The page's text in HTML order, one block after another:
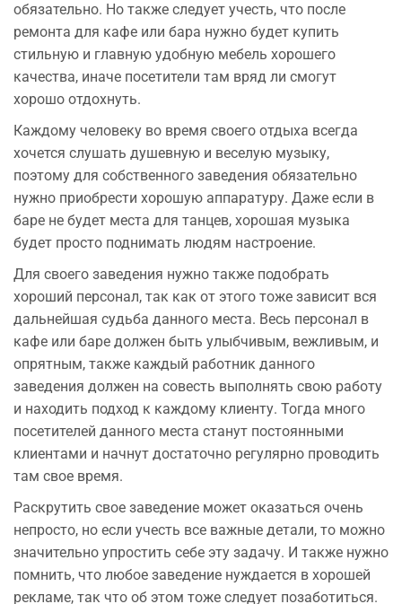
обязательно. Но также следует учесть, что после
ремонта для кафе или бара нужно будет купить
стильную и главную удобную мебель хорошего
качества, иначе посетители там вряд ли смогут
хорошо отдохнуть.
Каждому человеку во время своего отдыха всегда
хочется слушать душевную и веселую музыку,
поэтому для собственного заведения обязательно
нужно приобрести хорошую аппаратуру. Даже если в
баре не будет места для танцев, хорошая музыка
будет просто поднимать людям настроение.
Для своего заведения нужно также подобрать
хороший персонал, так как от этого тоже зависит вся
дальнейшая судьба данного места. Весь персонал в
кафе или баре должен быть улыбчивым, вежливым, и
опрятным, также каждый работник данного
заведения должен на совесть выполнять свою работу
и находить подход к каждому клиенту. Тогда много
посетителей данного места станут постоянными
клиентами и начнут достаточно регулярно проводить
там свое время.
Раскрутить свое заведение может оказаться очень
непросто, но если учесть все важные детали, то можно
значительно упростить себе эту задачу. И также нужно
помнить, что любое заведение нуждается в хорошей
рекламе, так что об этом тоже следует позаботиться.